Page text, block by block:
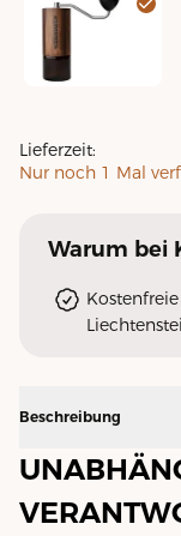
Lieferzeit:
Nur noch 1 Mal
Warum bei
Beschreibung